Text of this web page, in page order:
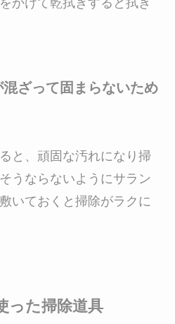
ざって固まらないため
と、頑固な汚れになり掃
うならないようにサラン
いておくと掃除がラクに
った掃除道具